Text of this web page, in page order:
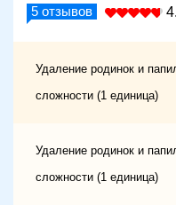
5 отзывов
Удаление родинок и
сложности (1 единица)
Удаление родинок и
сложности (1 единица)